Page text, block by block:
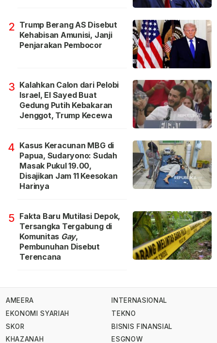
2 Trump Berang AS Disebut
Kehabisan Amunisi, Janji
Penjarakan Pembocor
3 Kalahkan Calon dari Pelobi
Israel, El Sayed Buat
Gedung Putih Kebakaran
Jenggot, Trump Kecewa
4 Kasus Keracunan MBG di
Papua, Sudaryono: Sudah
Masak Pukul 19.00,
Disajikan Jam 11 Keesokan
Harinya
5 Fakta Baru Mutilasi Depok,
Tersangka Tergabung di
Komunitas Gay,
Pembunuhan Disebut
Terencana
AMEERA
EKONOMI SYARIAH
SKOR
KHAZANAH
INTERNASIONAL
TEKNO
BISNIS FINANSIAL
ESGNOW